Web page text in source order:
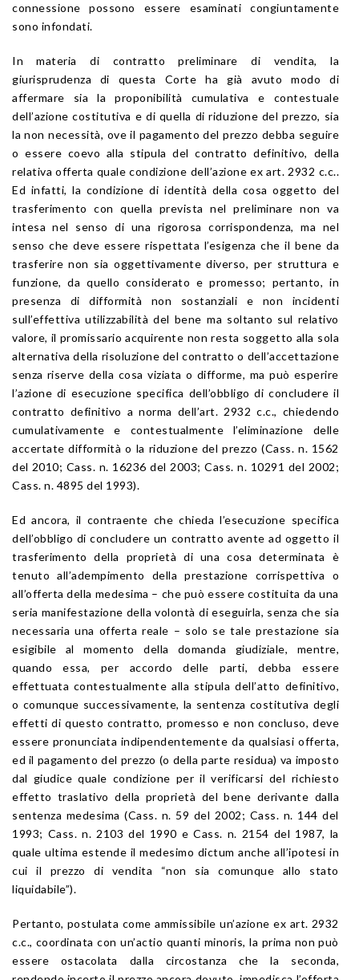
connessione possono essere esaminati congiuntamente
sono infondati.
In materia di contratto preliminare di vendita, la
giurisprudenza di questa Corte ha già avuto modo di
affermare sia la proponibilità cumulativa e contestuale
dell’azione costitutiva e di quella di riduzione del prezzo, sia
la non necessità, ove il pagamento del prezzo debba seguire
o essere coevo alla stipula del contratto definitivo, della
relativa offerta quale condizione dell’azione ex art. 2932 c.c..
Ed infatti, la condizione di identità della cosa oggetto del
trasferimento con quella prevista nel preliminare non va
intesa nel senso di una rigorosa corrispondenza, ma nel
senso che deve essere rispettata l’esigenza che il bene da
trasferire non sia oggettivamente diverso, per struttura e
funzione, da quello considerato e promesso; pertanto, in
presenza di difformità non sostanziali e non incidenti
sull’effettiva utilizzabilità del bene ma soltanto sul relativo
valore, il promissario acquirente non resta soggetto alla sola
alternativa della risoluzione del contratto o dell’accettazione
senza riserve della cosa viziata o difforme, ma può esperire
l’azione di esecuzione specifica dell’obbligo di concludere il
contratto definitivo a norma dell’art. 2932 c.c., chiedendo
cumulativamente e contestualmente l’eliminazione delle
accertate difformità o la riduzione del prezzo (Cass. n. 1562
del 2010; Cass. n. 16236 del 2003; Cass. n. 10291 del 2002;
Cass. n. 4895 del 1993).
Ed ancora, il contraente che chieda l’esecuzione specifica
dell’obbligo di concludere un contratto avente ad oggetto il
trasferimento della proprietà di una cosa determinata è
tenuto all’adempimento della prestazione corrispettiva o
all’offerta della medesima – che può essere costituita da una
seria manifestazione della volontà di eseguirla, senza che sia
necessaria una offerta reale – solo se tale prestazione sia
esigibile al momento della domanda giudiziale, mentre,
quando essa, per accordo delle parti, debba essere
effettuata contestualmente alla stipula dell’atto definitivo,
o comunque successivamente, la sentenza costitutiva degli
effetti di questo contratto, promesso e non concluso, deve
essere pronunciata indipendentemente da qualsiasi offerta,
ed il pagamento del prezzo (o della parte residua) va imposto
dal giudice quale condizione per il verificarsi del richiesto
effetto traslativo della proprietà del bene derivante dalla
sentenza medesima (Cass. n. 59 del 2002; Cass. n. 144 del
1993; Cass. n. 2103 del 1990 e Cass. n. 2154 del 1987, la
quale ultima estende il medesimo dictum anche all’ipotesi in
cui il prezzo di vendita “non sia comunque allo stato
liquidabile”).
Pertanto, postulata come ammissibile un’azione ex art. 2932
c.c., coordinata con un’actio quanti minoris, la prima non può
essere ostacolata dalla circostanza che la seconda,